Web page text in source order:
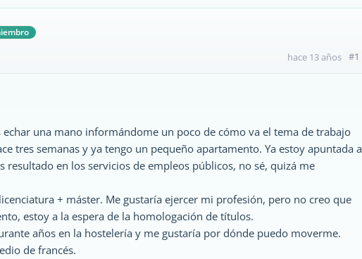
hace 13 años #1
una mano informándome un poco de cómo va el tema de trabajo
tres semanas y ya tengo un pequeño apartamento. Ya estoy apuntada a
resultado en los servicios de empleos públicos, no sé, quizá me
+ máster. Me gustaría ejercer mi profesión, pero no creo que
estoy a la espera de la homologación de títulos.
años en la hostelería y me gustaría por dónde puedo moverme.
de francés.